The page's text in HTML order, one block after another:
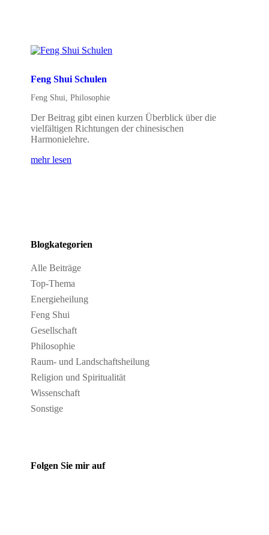
Feng Shui Schulen
Feng Shui ,Philosophie
Der Beitrag gibt einen kurzen Überblick über die
vielfältigen Richtungen der chinesischen
Harmonielehre.
mehr lesen
Blogkategorien
Alle Beiträge
Top-Thema
Energieheilung
Feng Shui
Gesellschaft
Philosophie
Raum- und Landschaftsheilung
Religion und Spiritualität
Wissenschaft
Sonstige
Folgen Sie mir auf